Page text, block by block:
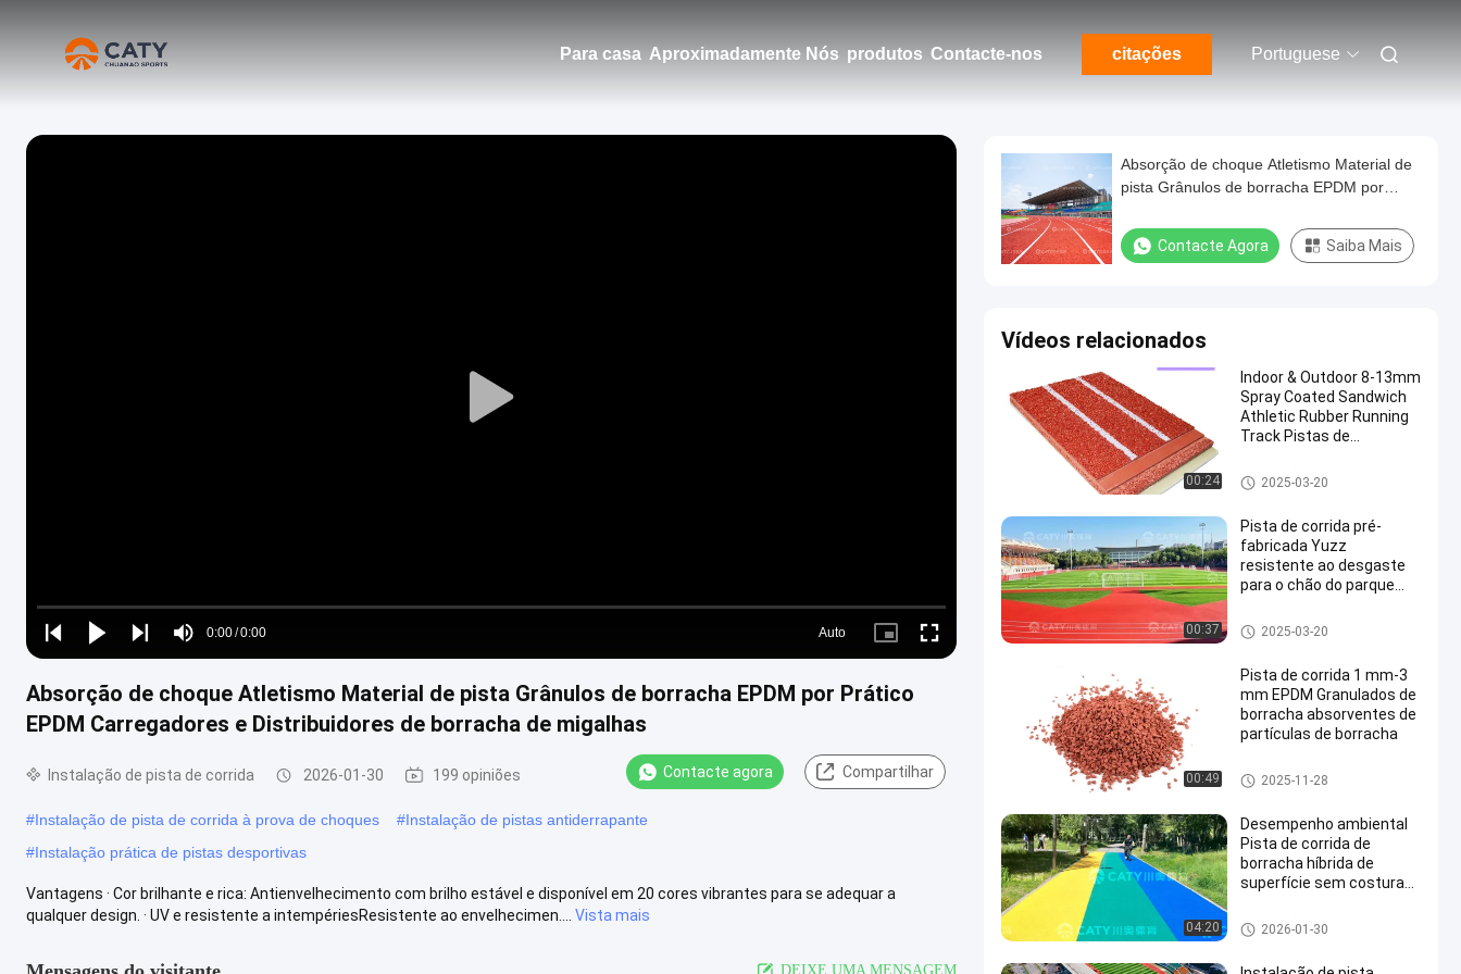
Para casa Aproximadamente Nós produtos Contacte-nos citações Portuguese
Play
Play
Play
Play
Mute
Time
0:00/0:00
Loaded:
0%
Auto
Picture- Fullscreen
Absorção de choque Atletismo Material de pista Grânulos de borracha EPDM por Prático
EPDM Carregadores e Distribuidores de borracha de migalhas
Instalação de pista de corrida 2026-01-30 199 opiniões Contacte agora Compartilhar
#Instalação de pista de corrida à prova de choques #Instalação de pistas antiderrapante
#Instalação prática de pistas desportivas
Vantagens · Cor brilhante e rica: Antienvelhecimento com brilho estável e disponível em 20 cores vibrantes para se adequar a
qualquer design. · UV e resistente a intempériesResistente ao envelhecimen....
Vista mais
DEIXE UMA MENSAGEM
Absorção de choque Atletismo Material de
pista Grânulos de borracha EPDM por
Distribuidores de borracha de migalhas
Contacte Agora Saiba Mais
Vídeos relacionados
00:24
Indoor & Outdoor 8-13mm
Spray Coated Sandwich
Athletic Rubber Running
Track Pistas de
Jogging
Instalação de pista de corrida
2025-03-20
00:37
Pista de corrida pré-
fabricada Yuzz
resistente ao desgaste
para o chão do parque
Piso de borracha desportiva
2025-03-20
00:49
Pista de corrida 1 mm-3
mm EPDM Granulados de
borracha absorventes de
partículas de borracha
Piso de borracha desportiva
2025-11-28
04:20
Desempenho ambiental
Pista de corrida de
borracha híbrida de
superfície sem costura
Instalação de pista de corrida
2026-01-30